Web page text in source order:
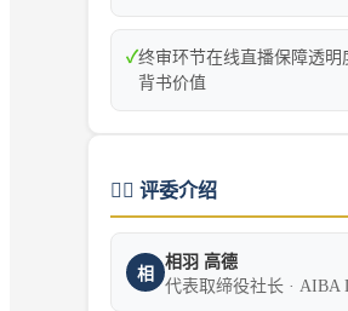
✓终审环节在线直播保障透
背书价值
👨‍⚖️ 评委介绍
相
相羽 高德
代表取缔役社长 · AIBA